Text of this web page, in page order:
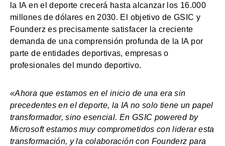
la IA en el deporte crecerá hasta alcanzar los 16.000
millones de dólares en 2030. El objetivo de GSIC y
Founderz es precisamente satisfacer la creciente
demanda de una comprensión profunda de la IA por
parte de entidades deportivas, empresas o
profesionales del mundo deportivo.
«Ahora que estamos en el inicio de una era sin
precedentes en el deporte, la IA no solo tiene un papel
transformador, sino esencial. En GSIC powered by
Microsoft estamos muy comprometidos con liderar esta
transformación, y la colaboración con Founderz para